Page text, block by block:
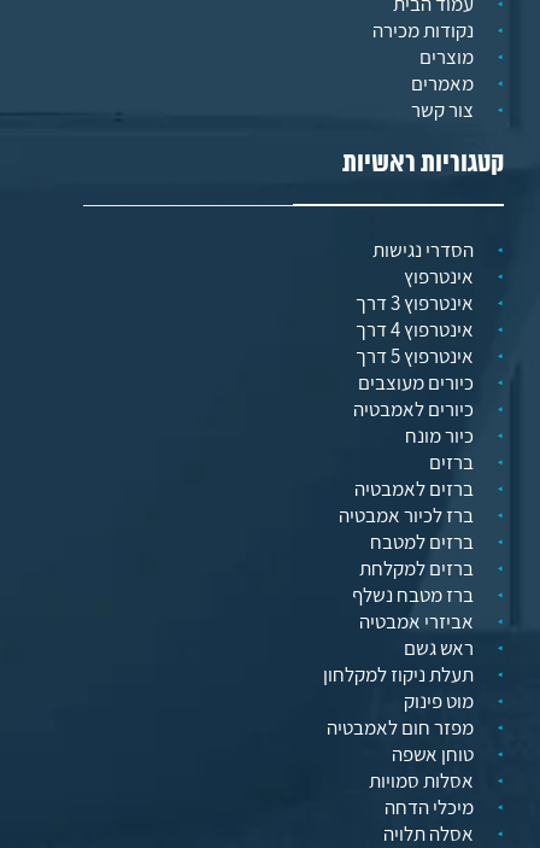
נקודות מכירה
מוצרים
מאמרים
צור קשר
קטגוריות ראשיות
הסדרי נגישות
אינטרפוץ
אינטרפוץ 3 דרך
אינטרפוץ 4 דרך
אינטרפוץ 5 דרך
כיורים מעוצבים
כיורים לאמבטיה
כיור מונח
ברזים
ברזים לאמבטיה
ברז לכיור אמבטיה
ברזים למטבח
ברזים למקלחת
ברז מטבח נשלף
אביזרי אמבטיה
ראש גשם
תעלת ניקוז למקלחון
מוט פינוק
מפזר חום לאמבטיה
טוחן אשפה
אסלות סמויות
מיכלי הדחה
אסלה תלויה